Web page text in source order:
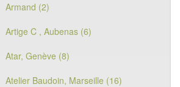
Armand (2)
Artige C , Aubenas (6)
Atar, Genève (8)
Atelier Baudoin, Marseille (16)